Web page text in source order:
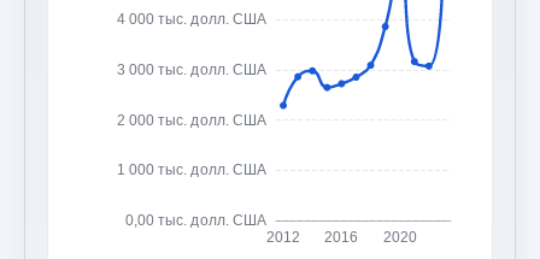
0,00 тыс. долл. США
1 000 тыс. долл. США
2 000 тыс. долл. США
3 000 тыс. долл. США
4 000 тыс. долл. США
2012 2016 2020